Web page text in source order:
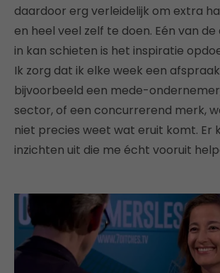
daardoor erg verleidelijk om extra
en heel veel zelf te doen. Eén van
in kan schieten is het inspiratie
Ik zorg dat ik elke week een
bijvoorbeeld een mede-
sector, of een concurrerend merk,
niet precies weet wat eruit komt. Er
inzichten uit die me écht vooruit